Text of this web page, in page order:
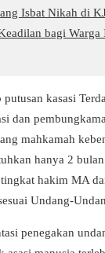
Isbat Nikah di
bagi
putusan kasasi
dan
mahkamah
hanya 2
hakim MA
Undang-
penegakan